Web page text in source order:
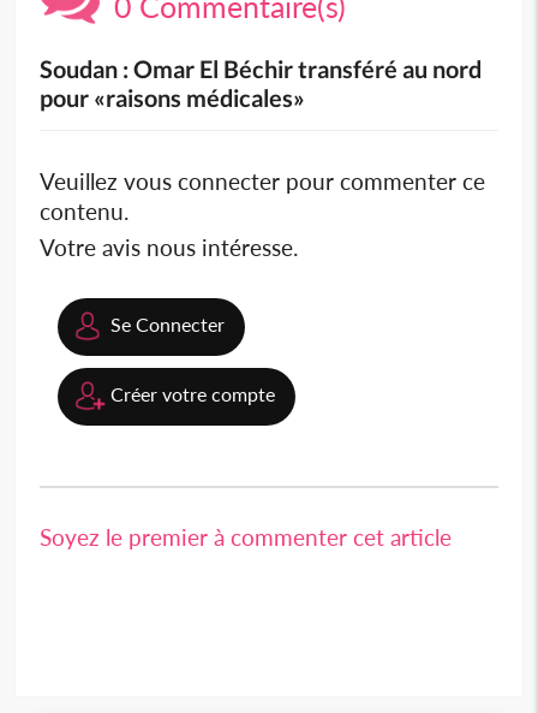
Soudan : Omar El Béchir transféré au nord
pour «raisons médicales»
Veuillez vous connecter pour commenter ce
contenu.
Votre avis nous intéresse.
Se Connecter
Créer votre compte
Soyez le premier à commenter cet article